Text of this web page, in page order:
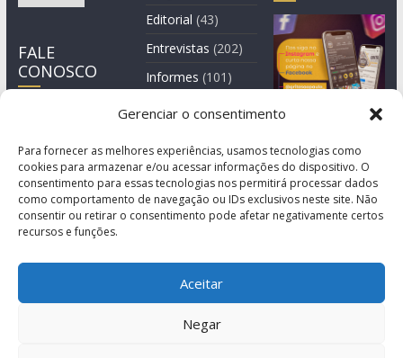
Gerenciar o consentimento
Para fornecer as melhores experiências, usamos tecnologias como
cookies para armazenar e/ou acessar informações do dispositivo. O
consentimento para essas tecnologias nos permitirá processar dados
como comportamento de navegação ou IDs exclusivos neste site. Não
consentir ou retirar o consentimento pode afetar negativamente certos
recursos e funções.
Aceitar
Negar
FALE
CONOSCO
Editorial (43)
Entrevistas (202)
Informes (101)
Manchete
© Copyright 2011-2026